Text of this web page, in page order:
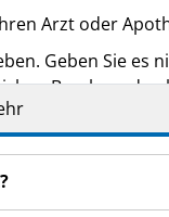
Arzt oder
Geben Sie es
Beschwerden
an Ihren Arzt
sind.